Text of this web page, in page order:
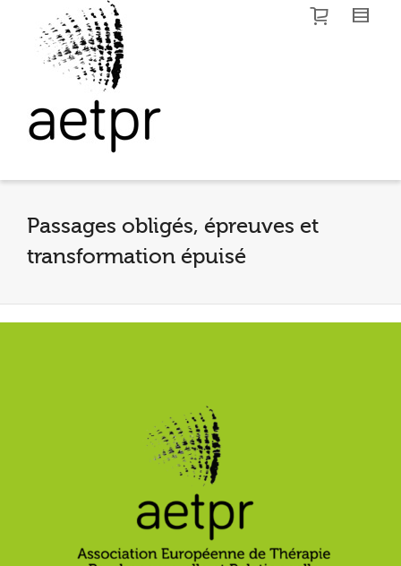
I'm looking for size
Show me the
Passages obligés, épreuves et
transformation épuisé